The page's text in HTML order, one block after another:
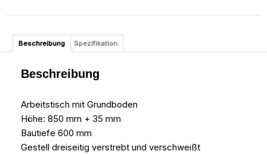
Beschreibung Spezifikation
Beschreibung
Arbeitstisch mit Grundboden
Höhe: 850 mm + 35 mm
Bautiefe 600 mm
Gestell dreiseitig verstrebt und verschweißt